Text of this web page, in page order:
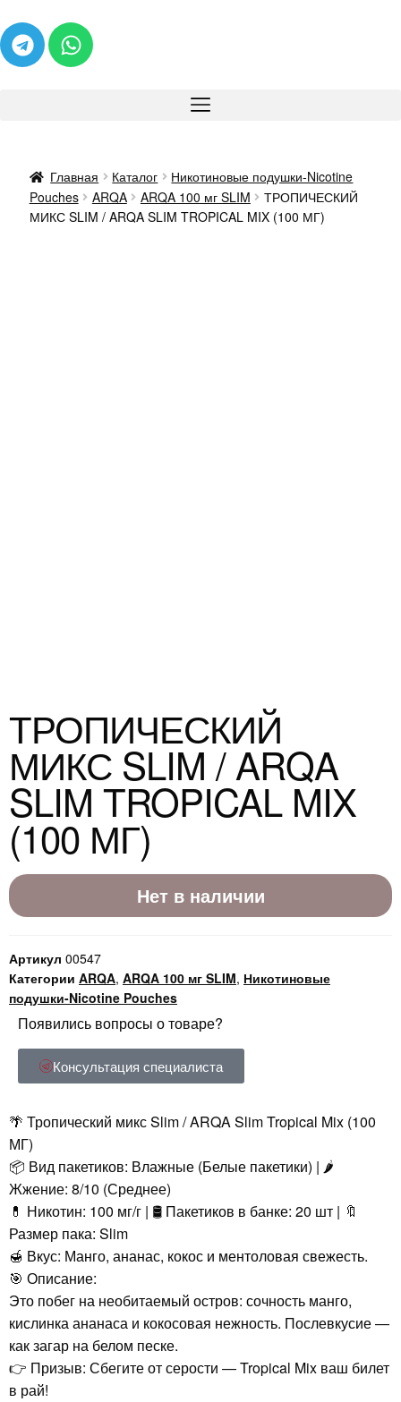
Главная Каталог
Никотиновые подушки-Nicotine
Pouches
ARQA ARQA 100 мг SLIM
ТРОПИЧЕСКИЙ
МИКС SLIM / ARQA SLIM TROPICAL MIX (100 МГ)
ТРОПИЧЕСКИЙ
МИКС SLIM / ARQA
SLIM TROPICAL MIX
(100 МГ)
Нет в наличии
Артикул 00547
Категории ARQA, ARQA 100 мг SLIM, Никотиновые
подушки-Nicotine Pouches
Появились вопросы о товаре?
Консультация специалиста
🌴 Тропический микс Slim / ARQA Slim Tropical Mix (100
МГ)
📦 Вид пакетиков: Влажные (Белые пакетики) | 🌶️
Жжение: 8/10 (Среднее)
💊 Никотин: 100 мг/г | 🛢️ Пакетиков в банке: 20 шт | 🔖
Размер пака: Slim
🍯 Вкус: Манго, ананас, кокос и ментоловая свежесть.
🎯 Описание:
Это побег на необитаемый остров: сочность манго,
кислинка ананаса и кокосовая нежность. Послевкусие —
как загар на белом песке.
👉 Призыв: Сбегите от серости — Tropical Mix ваш билет
в рай!